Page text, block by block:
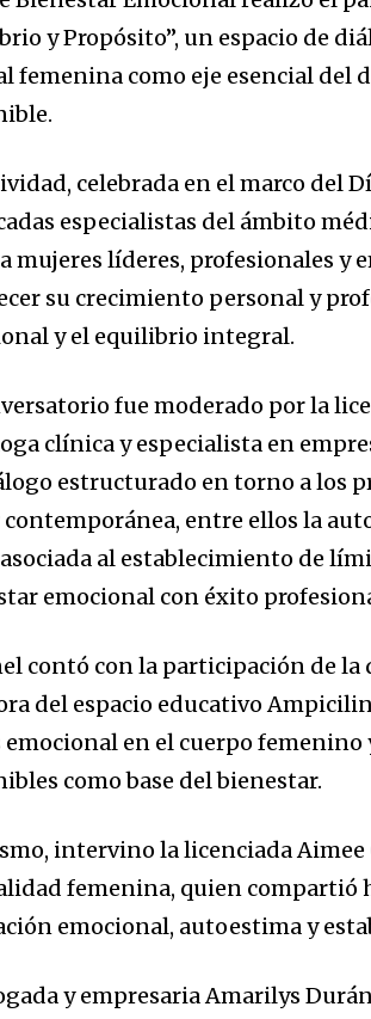
y Propósito”, un espacio de
femenina como eje esencial del
celebrada en el marco del
especialistas del ámbito
mujeres líderes, profesionales y
su crecimiento personal y
y el equilibrio integral.
fue moderado por la
clínica y especialista en
estructurado en torno a los
entre ellos la
al establecimiento de
emocional con éxito
contó con la participación de
del espacio educativo
emocional en el cuerpo
como base del bienestar.
intervino la licenciada
femenina, quien compartió
emocional, autoestima y
y empresaria Amarilys